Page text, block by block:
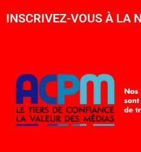
INSCRIVEZ-VOUS À LA